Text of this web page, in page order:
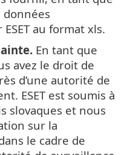
au format xls.
En tant que
avez le droit de
d’une autorité de
ESET est soumis à
slovaques et nous
sur la
le cadre de